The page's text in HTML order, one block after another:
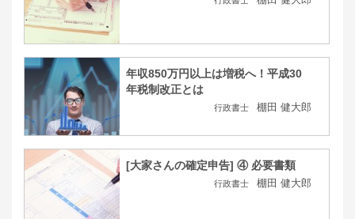
年収850万円以上は増税へ！平成30
年税制改正とは
行政書士 棚田 健大郎
[大家さんの確定申告] ④ 必要書類
行政書士 棚田 健大郎